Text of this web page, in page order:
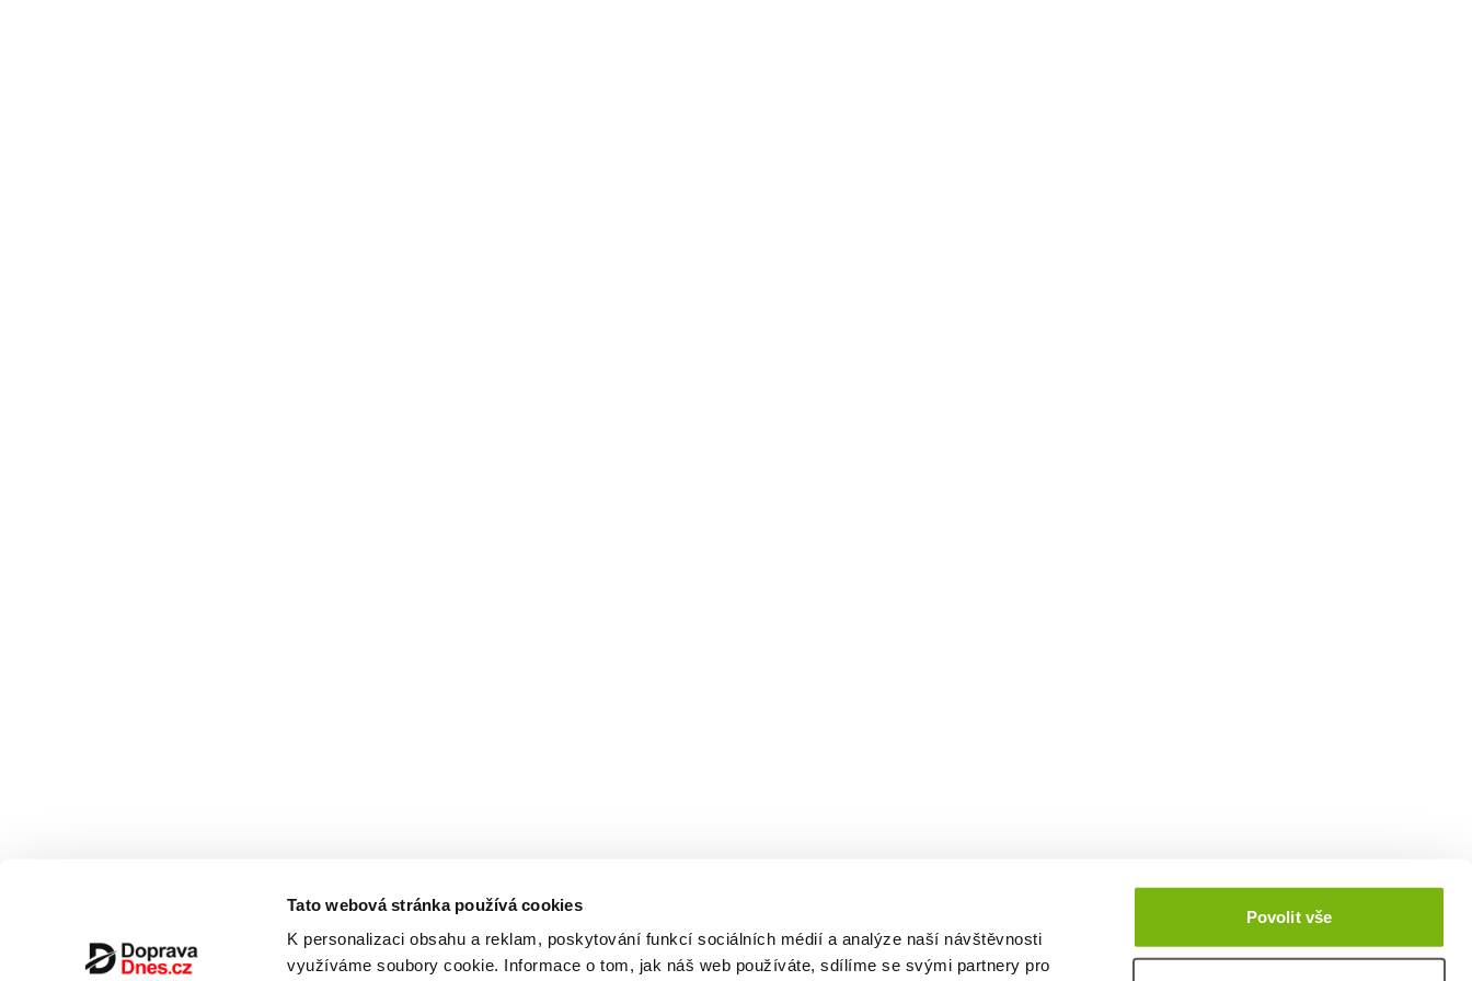
Tato webová stránka používá cookies
K personalizaci obsahu a reklam, poskytování funkcí sociálních médií a analýze naší návštěvnosti
využíváme soubory cookie. Informace o tom, jak náš web používáte, sdílíme se svými partnery pro
Povolit vše